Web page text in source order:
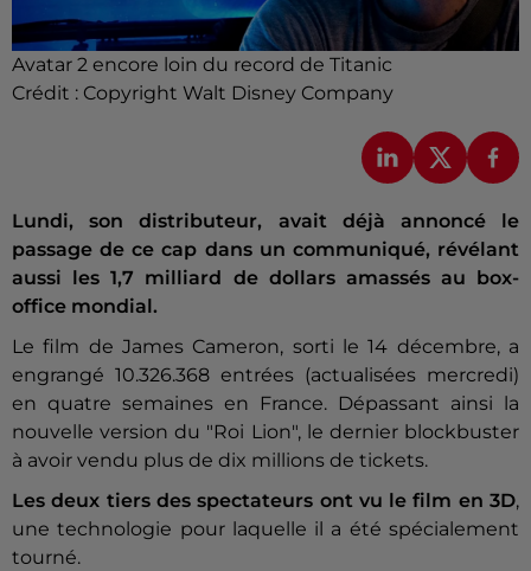
Avatar 2 encore loin du record de Titanic
Crédit : Copyright Walt Disney Company
Lundi, son distributeur, avait déjà annoncé le
passage de ce cap dans un communiqué, révélant
aussi les 1,7 milliard de dollars amassés au box-
office mondial.
Le film de James Cameron, sorti le 14 décembre, a
engrangé 10.326.368 entrées (actualisées mercredi)
en quatre semaines en France. Dépassant ainsi la
nouvelle version du "Roi Lion", le dernier blockbuster
à avoir vendu plus de dix millions de tickets.
Les deux tiers des spectateurs ont vu le film en 3D,
une technologie pour laquelle il a été spécialement
tourné.